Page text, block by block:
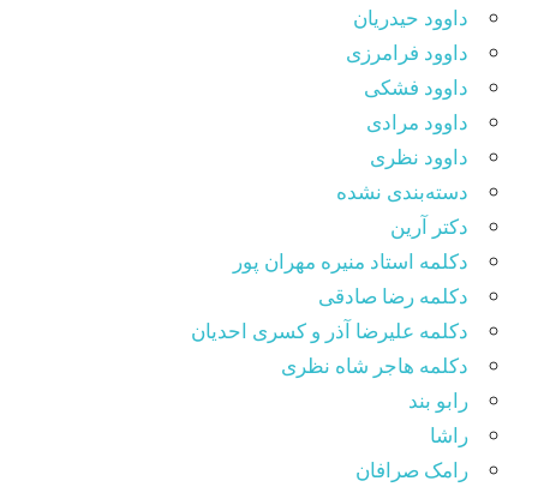
داوود حیدریان
داوود فرامرزی
داوود فشکی
داوود مرادی
داوود نظری
دسته‌بندی نشده
دکتر آرین
دکلمه استاد منیره مهران پور
دکلمه رضا صادقی
دکلمه علیرضا آذر و کسری احدیان
دکلمه هاجر شاه نظری
رابو بند
راشا
رامک صرافان